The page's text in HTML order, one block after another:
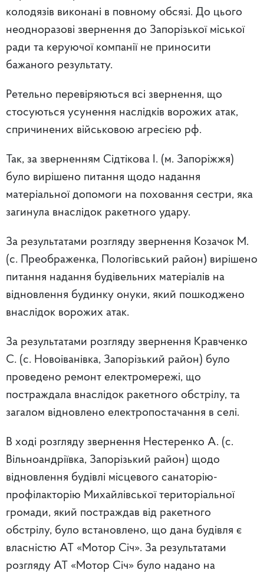
колодязів виконані в повному обсязі. До цього
неодноразові звернення до Запорізької міської
ради та керуючої компанії не приносити
бажаного результату.
Ретельно перевіряються всі звернення, що
стосуються усунення наслідків ворожих атак,
спричинених військовою агресією рф.
Так, за зверненням Сідтікова І. (м. Запоріжжя)
було вирішено питання щодо надання
матеріальної допомоги на поховання сестри, яка
загинула внаслідок ракетного удару.
За результатами розгляду звернення Козачок М.
(с. Преображенка, Пологівський район) вирішено
питання надання будівельних матеріалів на
відновлення будинку онуки, який пошкоджено
внаслідок ворожих атак.
За результатами розгляду звернення Кравченко
С. (с. Новоіванівка, Запорізький район) було
проведено ремонт електромережі, що
постраждала внаслідок ракетного обстрілу, та
загалом відновлено електропостачання в селі.
В ході розгляду звернення Нестеренко А. (с.
Вільноандріївка, Запорізький район) щодо
відновлення будівлі місцевого санаторію-
профілакторію Михайлівської територіальної
громади, який постраждав від ракетного
обстрілу, було встановлено, що дана будівля є
власністю АТ «Мотор Січ». За результатами
розгляду АТ «Мотор Січ» було надано на